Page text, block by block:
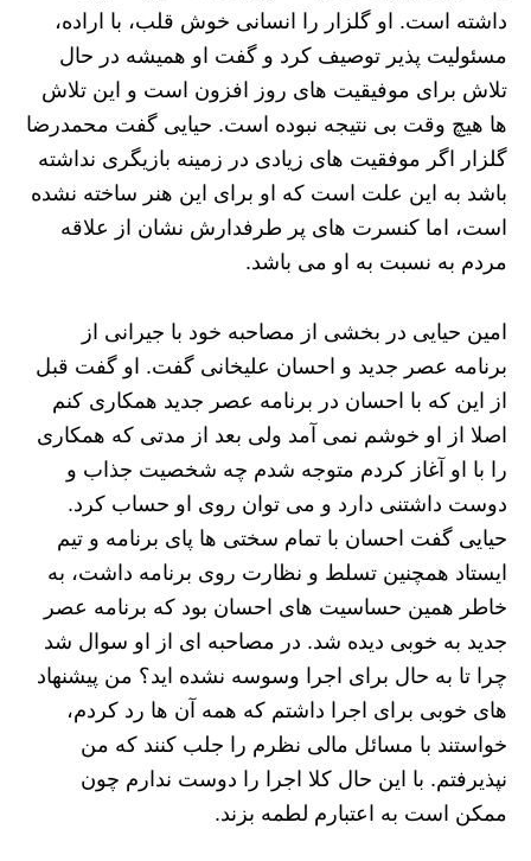
داشته است. او گلزار را انسانی خوش قلب، با اراده،
مسئولیت پذیر توصیف کرد و گفت او همیشه در حال
تلاش برای موفیقیت های روز افزون است و این تلاش
ها هیچ وقت بی نتیجه نبوده است. حیایی گفت محمدرضا
گلزار اگر موفقیت های زیادی در زمینه بازیگری نداشته
باشد به این علت است که او برای این هنر ساخته نشده
است، اما کنسرت های پر طرفدارش نشان از علاقه
مردم به نسبت به او می باشد.
امین حیایی در بخشی از مصاحبه خود با جیرانی از
برنامه عصر جدید و احسان علیخانی گفت. او گفت قبل
از این که با احسان در برنامه عصر جدید همکاری کنم
اصلا از او خوشم نمی آمد ولی بعد از مدتی که همکاری
را با او آغاز کردم متوجه شدم چه شخصیت جذاب و
دوست داشتنی دارد و می توان روی او حساب کرد.
حیایی گفت احسان با تمام سختی ها پای برنامه و تیم
ایستاد همچنین تسلط و نظارت روی برنامه داشت، به
خاطر همین حساسیت های احسان بود که برنامه عصر
جدید به خوبی دیده شد. در مصاحبه ای از او سوال شد
چرا تا به حال برای اجرا وسوسه نشده اید؟ من پیشنهاد
های خوبی برای اجرا داشتم که همه آن ها رد کردم،
خواستند با مسائل مالی نظرم را جلب کنند که من
نپذیرفتم. با این حال کلا اجرا را دوست ندارم چون
ممکن است به اعتبارم لطمه بزند.